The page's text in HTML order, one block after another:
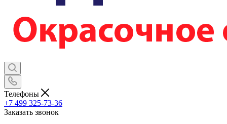
Телефоны
+7 499 325-73-36
Заказать звонок